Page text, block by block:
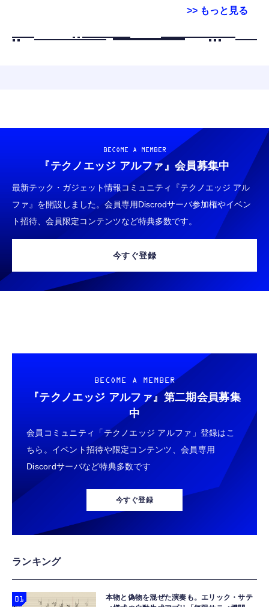
>> もっと見る
睡眠用イヤホン 【音質強化バージョン
iPhone 15/16/17対応】横向きに寝ると耳が圧
迫されない ソフトシリコンで柔らかい 超軽量
超小型 外部ノイズ遮断 音質良い リモコン マ
イク付き 安眠 仕事 勉強 通勤通学最適（黑-
￥2,199
Lightning to 3.5mm イヤホンジャック 変換
MFi認証 【ハイレゾ音質】 内蔵DAC 遅延な
し 48ビット/96KHz 音量調節対応
￥999
【HIFI音質】iphone イヤホンジャック ライ
Bluetooth6.1 柔軟性高 安眠 仕事 ブルー
￥2,682
M10SR AIペット（コミュニケーションロボッ
￥53,900
CASIO Moflin(モフリン）ゴールドPE-
M10GD AIペット（コミュニケーションロボ
ット）
￥53,900
霊界コミュニケーションロボット BAKETAN
WARASHI ばけたん ワラシ 桃 MOMO
感情成長型 AI搭載 ペットロボット コミュニ
ケーションロボット 性格育成 会話 ジェスチ
ャー認識 タッチセンサー ペット級ファー あ
たたかな触り心地 着せ替え可能 アプリ連携
￥55,782
BECOME A MEMBER
『テクノエッジ アルファ』 会員募集中
最新テック・ガジェット情報コミュニティ『テクノエッジ アル
ファ』を開設しました。会員専用Discrodサーバ参加権やイベン
ト招待、会員限定コンテンツなど特典多数です。
今すぐ登録
BECOME A MEMBER
『テクノエッジ アルファ』 第二期会員募集
中
会員コミュニティ「テクノエッジ アルファ」登録はこ
ちら。イベント招待や限定コンテンツ、会員専用
Discordサーバなど特典多数です
今すぐ登録
ランキング
本物と偽物を混ぜた演奏も。エリック・サテ